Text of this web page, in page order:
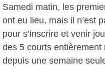
Samedi matin, les
ont eu lieu, mais il n’est
pour s’inscrire et venir
des 5 courts entièrement
depuis une semaine